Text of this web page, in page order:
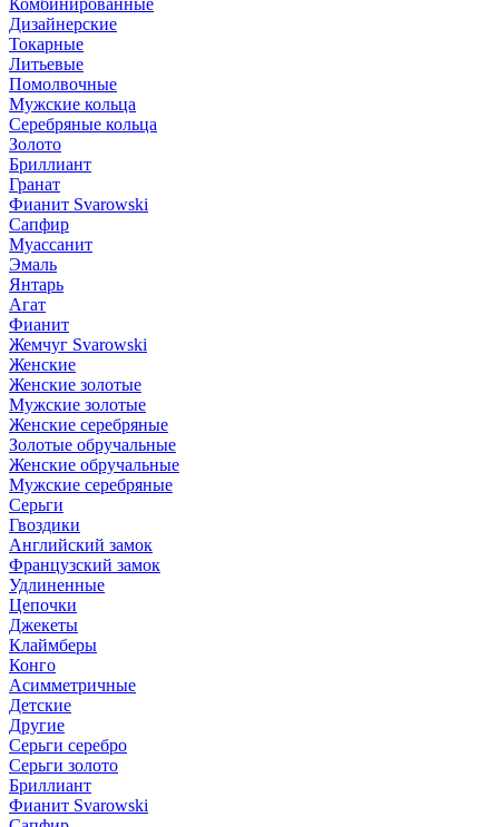
Комбинированные
Дизайнерские
Токарные
Литьевые
Помолвочные
Мужские кольца
Серебряные кольца
Золото
Бриллиант
Гранат
Фианит Svarowski
Сапфир
Муассанит
Эмаль
Янтарь
Агат
Фианит
Жемчуг Svarowski
Женские
Женские золотые
Мужские золотые
Женские серебряные
Золотые обручальные
Женские обручальные
Мужские серебряные
Серьги
Гвоздики
Английский замок
Французский замок
Удлиненные
Цепочки
Джекеты
Клаймберы
Конго
Асимметричные
Детские
Другие
Серьги серебро
Серьги золото
Бриллиант
Фианит Svarowski